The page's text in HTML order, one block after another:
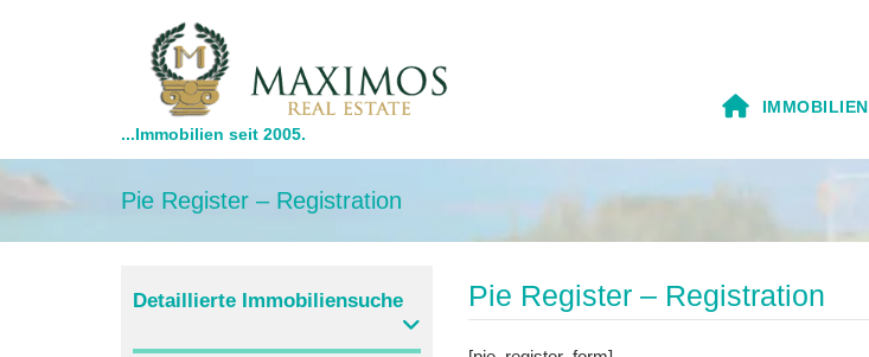
...Immobilien seit 2005.
IMMOBILIEN
Pie Register – Registration
Detaillierte Immobiliensuche Pie Register – Registration